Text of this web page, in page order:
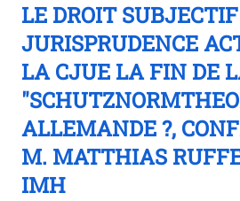
LE DROIT
JURISPRUDENCE
LA CJUE LA FIN DE
ALLEMANDE ?,
M. MATTHIAS
IMH